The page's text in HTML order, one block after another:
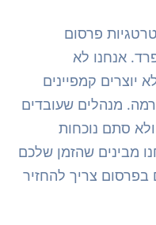
פרסום
אנחנו לא
קמפיינים
מנהלים שעובדים
סתם נוכחות
מבינים שהזמן שלכם
צריך להחזיר